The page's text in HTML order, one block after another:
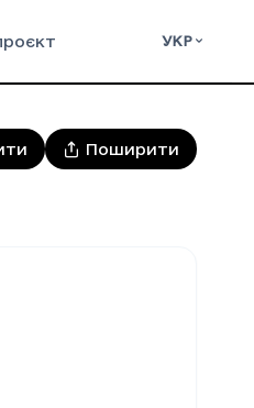
УКР
Поширити